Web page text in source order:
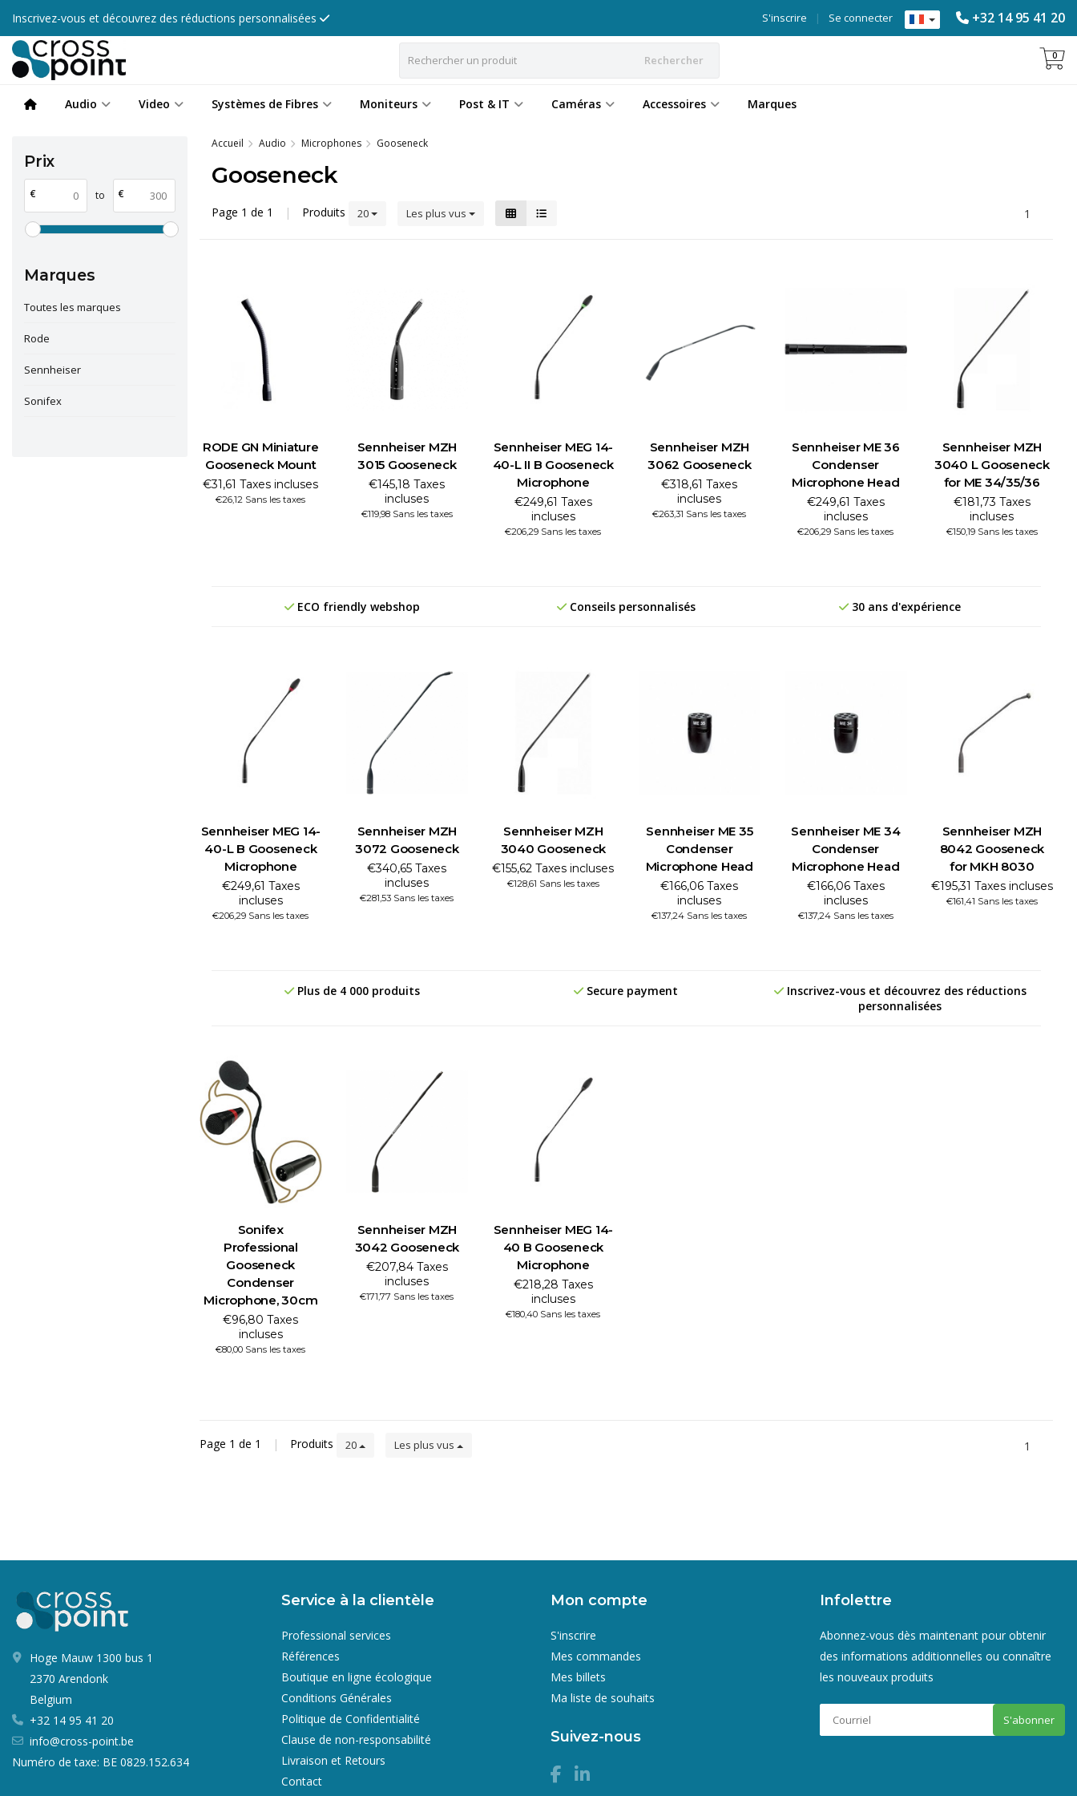
Inscrivez-vous et découvrez des réductions personnalisées +32 14 95 41 20
Se connecter
|
S'inscrire
Rechercher 0
Audio Video Systèmes de Fibres Moniteurs Post & IT Caméras Accessoires Marques
Prix
€ to €
Marques
Toutes les marques
Rode
Sennheiser
Sonifex
Accueil Audio Microphones Gooseneck
Gooseneck
Page 1 de 1 | Produits 20 Les plus vus 1
RODE GN Miniature
Gooseneck Mount
€31,61 Taxes incluses
€26,12 Sans les taxes
Sennheiser MZH
3015 Gooseneck
€145,18 Taxes
incluses
€119,98 Sans les taxes
Sennheiser MEG 14-
40-L II B Gooseneck
Microphone
€249,61 Taxes
incluses
€206,29 Sans les taxes
Sennheiser MZH
3062 Gooseneck
€318,61 Taxes
incluses
€263,31 Sans les taxes
Sennheiser ME 36
Condenser
Microphone Head
€249,61 Taxes
incluses
€206,29 Sans les taxes
Sennheiser MZH
3040 L Gooseneck
for ME 34/35/36
€181,73 Taxes
incluses
€150,19 Sans les taxes
ECO friendly webshop Conseils personnalisés 30 ans d'expérience
Sennheiser MEG 14-
40-L B Gooseneck
Microphone
€249,61 Taxes
incluses
€206,29 Sans les taxes
Sennheiser MZH
3072 Gooseneck
€340,65 Taxes
incluses
€281,53 Sans les taxes
Sennheiser MZH
3040 Gooseneck
€155,62 Taxes incluses
€128,61 Sans les taxes
Sennheiser ME 35
Condenser
Microphone Head
€166,06 Taxes
incluses
€137,24 Sans les taxes
Sennheiser ME 34
Condenser
Microphone Head
€166,06 Taxes
incluses
€137,24 Sans les taxes
Sennheiser MZH
8042 Gooseneck
for MKH 8030
€195,31 Taxes incluses
€161,41 Sans les taxes
Plus de 4 000 produits Secure payment
Inscrivez-vous et découvrez des réductions
personnalisées
Sonifex
Professional
Gooseneck
Condenser
Microphone, 30cm
€96,80 Taxes
incluses
€80,00 Sans les taxes
Sennheiser MZH
3042 Gooseneck
€207,84 Taxes
incluses
€171,77 Sans les taxes
Sennheiser MEG 14-
40 B Gooseneck
Microphone
€218,28 Taxes
incluses
€180,40 Sans les taxes
Page 1 de 1 | Produits 20 Les plus vus 1
Hoge Mauw 1300 bus 1
2370 Arendonk
Belgium
+32 14 95 41 20
info@cross-point.be
Numéro de taxe: BE 0829.152.634
Service à la clientèle
Professional services
Références
Boutique en ligne écologique
Conditions Générales
Politique de Confidentialité
Clause de non-responsabilité
Livraison et Retours
Contact
Mon compte
S'inscrire
Mes commandes
Mes billets
Ma liste de souhaits
Suivez-nous
Infolettre
Abonnez-vous dès maintenant pour obtenir
des informations additionnelles ou connaître
les nouveaux produits
S'abonner